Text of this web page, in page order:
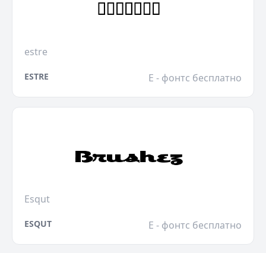
estre
ESTRE E - фонтс бесплатно
Esqut
ESQUT E - фонтс бесплатно